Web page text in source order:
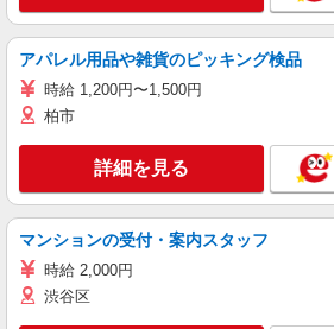
アパレル用品や雑貨のピッキング検品
時給 1,200円〜1,500円
柏市
詳細を見る
マンションの受付・案内スタッフ
時給 2,000円
渋谷区